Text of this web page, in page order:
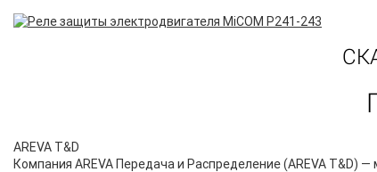
AREVA T&D
Компания AREVA Передача и Распределение (AREVA T&D)